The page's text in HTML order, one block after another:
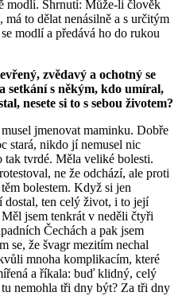
modlí. Shrnutí: Může-li člověk
má to dělat nenásilně a s určitým
modlí a předává ho do rukou
zvědavý a ochotný se
setkání s někým, kdo umíral,
nesete si to s sebou životem?
jmenovat maminku. Dobře
stará, nikdo jí nemusel nic
tvrdé. Měla veliké bolesti.
ne že odchází, ale proti
bolestem. Když si jen
dostal, ten celý život, i to její
jsem tenkrát v neděli čtyři
Čechách a pak jsem
se, že švagr mezitím nechal
mnoha komplikacím, které
a říkala: buď klidný, celý
nemohla tři dny být? Za tři dny